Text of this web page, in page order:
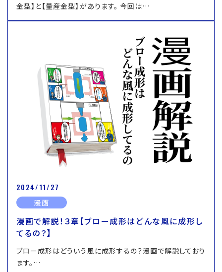
金型】と【量産金型】があります。 今回は…
2024/11/27
漫画
漫画で解説！３章【ブロー成形はどんな風に成形し
てるの？】
ブロー成形はどういう風に成形するの？漫画で解説しており
ます。…